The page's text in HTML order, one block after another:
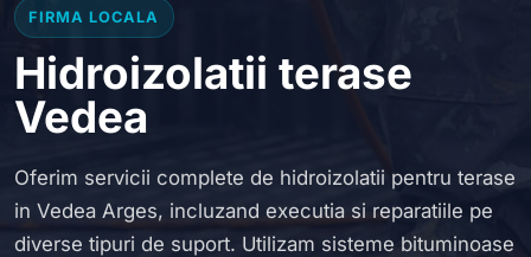
FIRMA LOCALA
Hidroizolatii terase
Vedea
Oferim servicii complete de hidroizolatii pentru terase
in Vedea Arges, incluzand executia si reparatiile pe
diverse tipuri de suport. Utilizam sisteme bituminoase